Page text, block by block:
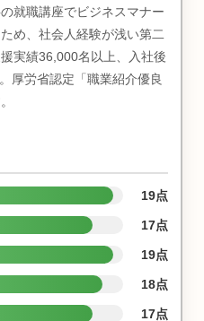
就職講座でビジネスマナー
め、社会人経験が浅い第二
実績36,000名以上、入社後
厚労省認定「職業紹介優良
19点
17点
19点
18点
17点